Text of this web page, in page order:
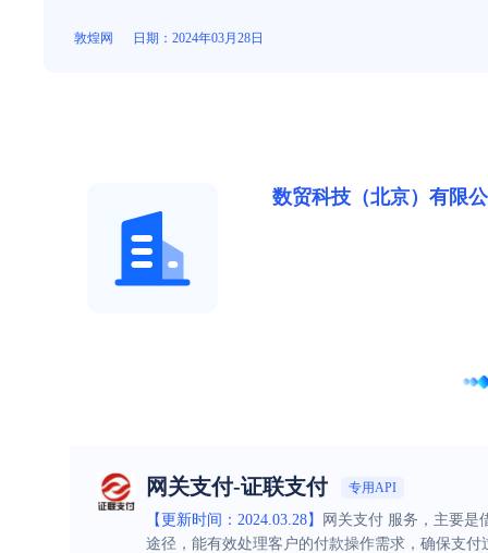
敦煌网 日期：2024年03月28日
数贸科技（北京）有限
网关支付-证联支付 专用API
【更新时间：2024.03.28】
网关支付 服务，主要是
途径，能有效处理客户的付款操作需求，确保支付